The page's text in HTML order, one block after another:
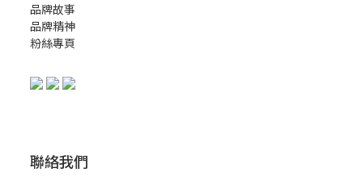
品牌故事
品牌精神
粉絲專頁
聯絡我們